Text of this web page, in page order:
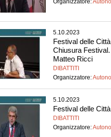
Organizzatore:
5.10.2023
Festival delle
Chiusura
Matteo Ricci
DIBATTITI
Organizzatore:
5.10.2023
Festival delle
DIBATTITI
Organizzatore: